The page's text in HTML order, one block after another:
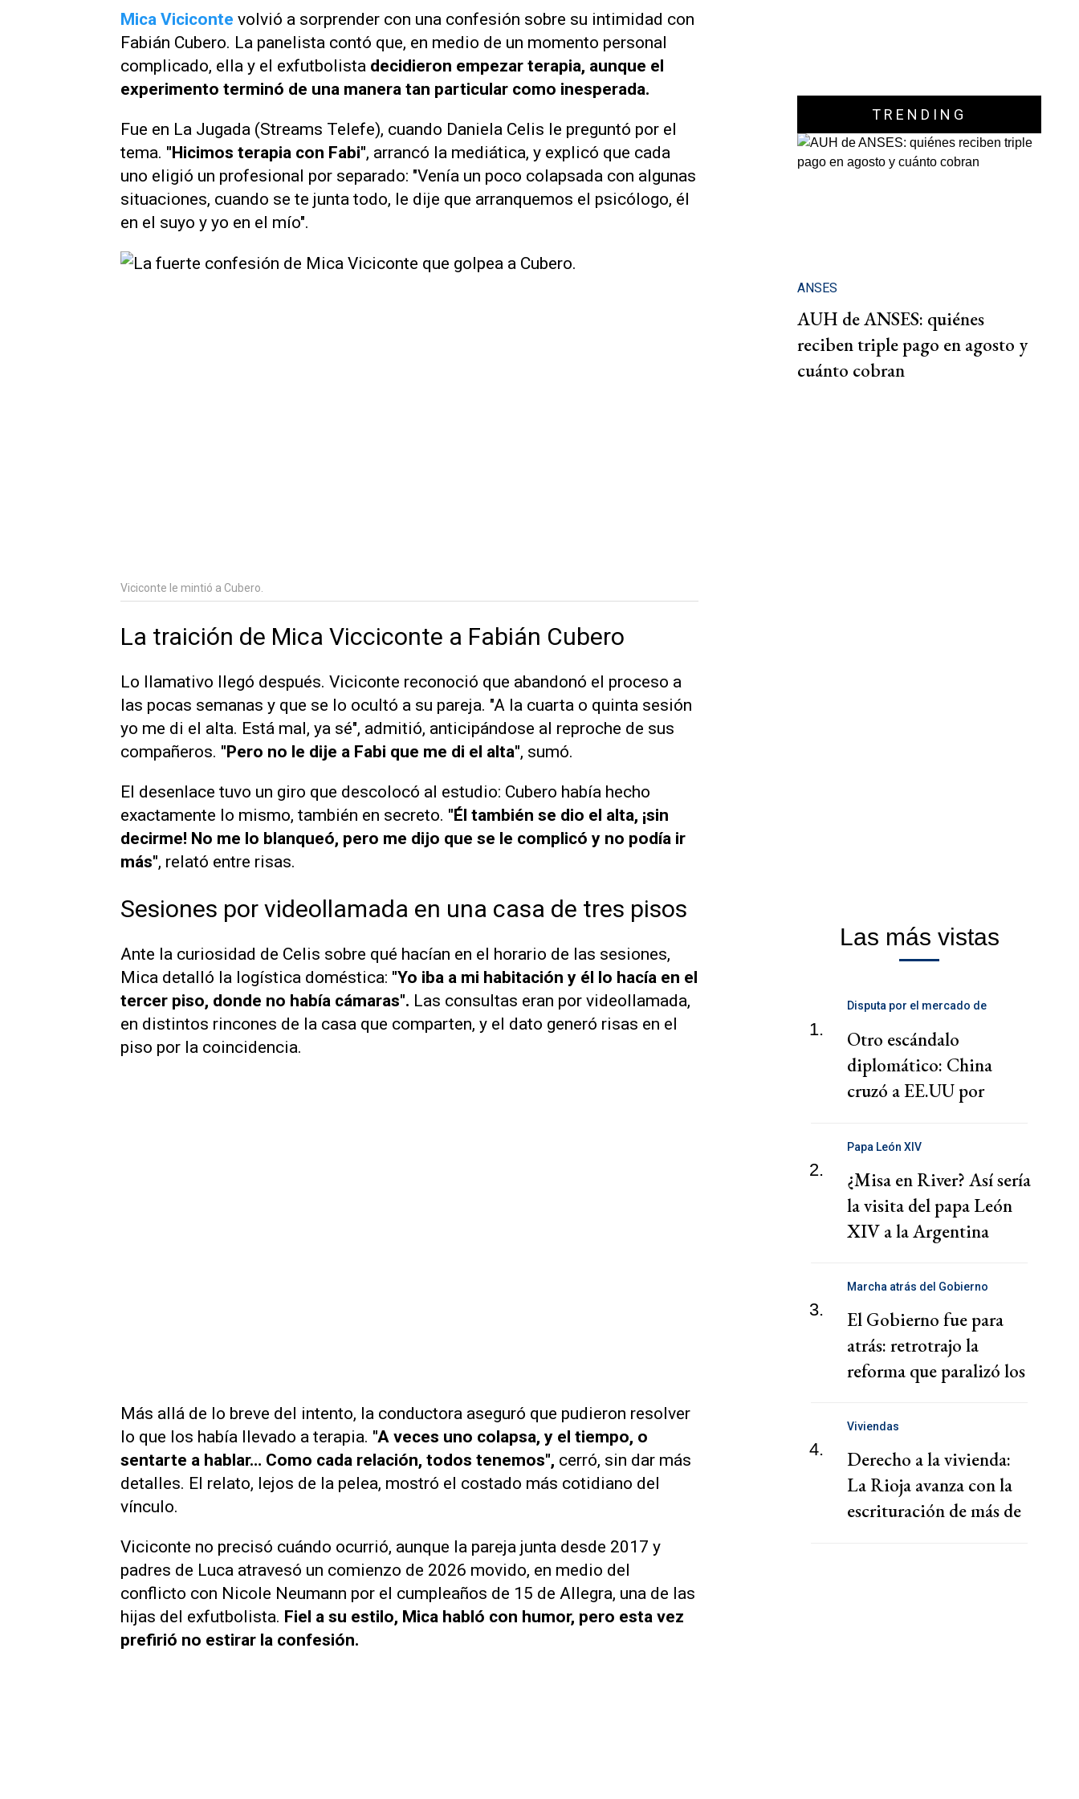
Mica Viciconte volvió a sorprender con una confesión sobre su intimidad con
Fabián Cubero. La panelista contó que, en medio de un momento personal
complicado, ella y el exfutbolista decidieron empezar terapia, aunque el
experimento terminó de una manera tan particular como inesperada.
Fue en La Jugada (Streams Telefe), cuando Daniela Celis le preguntó por el
tema. "Hicimos terapia con Fabi", arrancó la mediática, y explicó que cada
uno eligió un profesional por separado: "Venía un poco colapsada con algunas
situaciones, cuando se te junta todo, le dije que arranquemos el psicólogo, él
en el suyo y yo en el mío".
Viciconte le mintió a Cubero.
La traición de Mica Vicciconte a Fabián Cubero
Lo llamativo llegó después. Viciconte reconoció que abandonó el proceso a
las pocas semanas y que se lo ocultó a su pareja. "A la cuarta o quinta sesión
yo me di el alta. Está mal, ya sé", admitió, anticipándose al reproche de sus
compañeros. "Pero no le dije a Fabi que me di el alta", sumó.
El desenlace tuvo un giro que descolocó al estudio: Cubero había hecho
exactamente lo mismo, también en secreto. "Él también se dio el alta, ¡sin
decirme! No me lo blanqueó, pero me dijo que se le complicó y no podía ir
más", relató entre risas.
Sesiones por videollamada en una casa de tres pisos
Ante la curiosidad de Celis sobre qué hacían en el horario de las sesiones,
Mica detalló la logística doméstica: "Yo iba a mi habitación y él lo hacía en el
tercer piso, donde no había cámaras". Las consultas eran por videollamada,
en distintos rincones de la casa que comparten, y el dato generó risas en el
piso por la coincidencia.
Más allá de lo breve del intento, la conductora aseguró que pudieron resolver
lo que los había llevado a terapia. "A veces uno colapsa, y el tiempo, o
sentarte a hablar… Como cada relación, todos tenemos", cerró, sin dar más
detalles. El relato, lejos de la pelea, mostró el costado más cotidiano del
vínculo.
Viciconte no precisó cuándo ocurrió, aunque la pareja junta desde 2017 y
padres de Luca atravesó un comienzo de 2026 movido, en medio del
conflicto con Nicole Neumann por el cumpleaños de 15 de Allegra, una de las
hijas del exfutbolista. Fiel a su estilo, Mica habló con humor, pero esta vez
prefirió no estirar la confesión.
TRENDING
ANSES
AUH de ANSES: quiénes
reciben triple pago en agosto y
cuánto cobran
Las más vistas
1.
Disputa por el mercado de
Otro escándalo
diplomático: China
cruzó a EE.UU por
cooperativa Argentina
2.
Papa León XIV
¿Misa en River? Así sería
la visita del papa León
XIV a la Argentina
3.
Marcha atrás del Gobierno
El Gobierno fue para
atrás: retrotrajo la
reforma que paralizó los
4.
Viviendas
Derecho a la vivienda:
La Rioja avanza con la
escrituración de más de